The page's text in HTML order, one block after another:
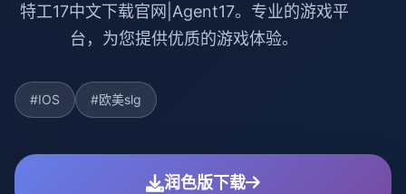
特工17中文下载官网|Agent17。专业的游戏平
台，为您提供优质的游戏体验。
#IOS #欧美slg
润色版下载